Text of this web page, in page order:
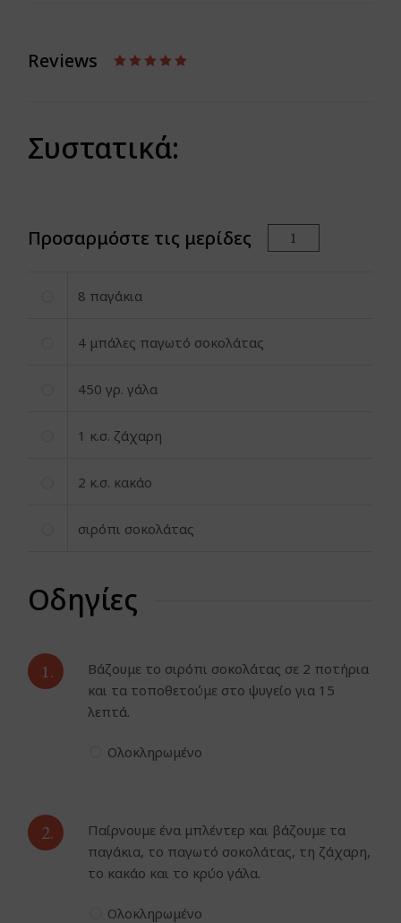
Reviews
Συστατικά:
Προσαρμόστε τις μερίδες
8 παγάκια
4 μπάλες παγωτό σοκολάτας
450 γρ. γάλα
1 κ.σ. ζάχαρη
2 κ.σ. κακάο
σιρόπι σοκολάτας
Οδηγίες
1.
Βάζουμε το σιρόπι σοκολάτας σε 2 ποτήρια
και τα τοποθετούμε στο ψυγείο για 15
λεπτά.
Ολοκληρωμένο
2.
Παίρνουμε ένα μπλέντερ και βάζουμε τα
παγάκια, το παγωτό σοκολάτας, τη ζάχαρη,
το κακάο και το κρύο γάλα.
Ολοκληρωμένο